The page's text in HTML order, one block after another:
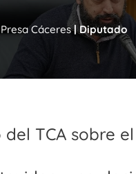
Cáceres|Diputado
del TCA sobre